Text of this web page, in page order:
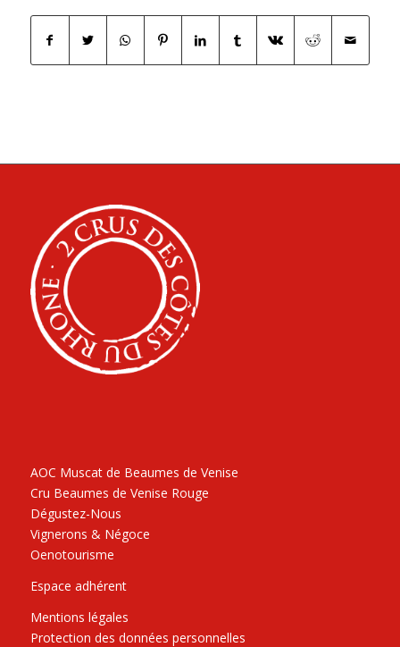
AOC Muscat de Beaumes de Venise
Cru Beaumes de Venise Rouge
Dégustez-Nous
Vignerons & Négoce
Oenotourisme
Espace adhérent
Mentions légales
Protection des données personnelles